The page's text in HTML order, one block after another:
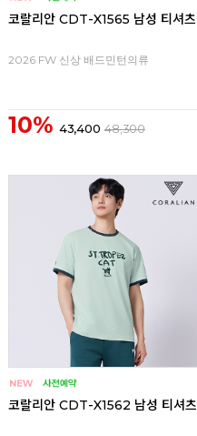
코랄리안 CDT-X1565 남성 티셔츠
2026 FW 신상 배드민턴의류
10% 43,400 48,300
코랄리안 CDT-X1562 남성 티셔츠